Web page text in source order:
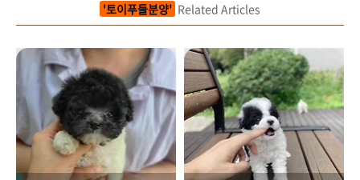
'토이푸들분양' Related Articles